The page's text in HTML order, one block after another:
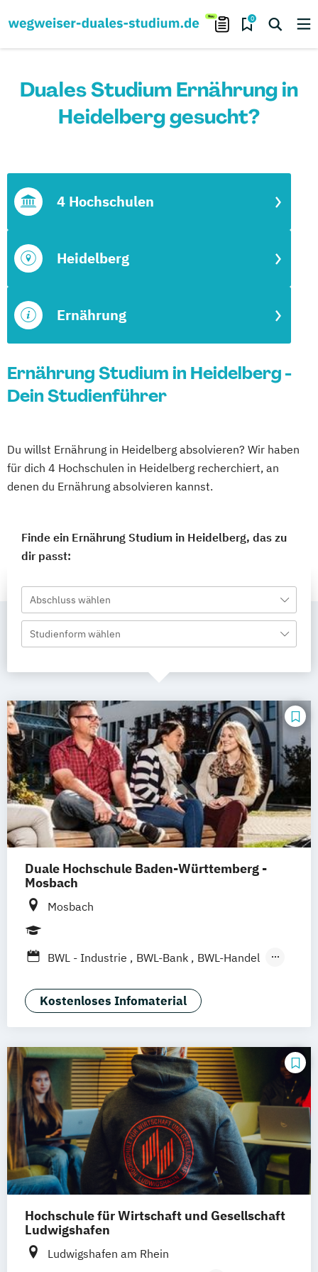
0
Duales Studium Ernährung in
Heidelberg gesucht?
Ernährung
Heidelberg
4 Hochschulen
Ernährung Studium in Heidelberg -
Dein Studienführer
Du willst Ernährung in Heidelberg absolvieren? Wir haben
für dich 4 Hochschulen in Heidelberg recherchiert, an
denen du Ernährung absolvieren kannst.
Finde ein Ernährung Studium in Heidelberg, das zu
dir passt:
Abschluss wählen
Studienform wählen
Duale Hochschule Baden-Württemberg -
Mosbach
Mosbach
BWL - Industrie BWL-Bank
BWL-Handel
Bauingenieurwesen - Projektmanagement
Bauingenieurwesen - Öffentliches Bauen
Informatik - Angewandte Informatik
International Programs
Maschinenbau - Konstruktion und
Entwicklung
Maschinenbau - Kunststofftechnik
Maschinenbau - Lebensmitteltechnik
Maschinenbau - Verfahrenstechnik
Maschinenbau - Virtual Engineering
Mechatronik
Mechatronik - Elektromobilität
Medien-Onlinemedien
Kostenloses Infomaterial
Hochschule für Wirtschaft und Gesellschaft
Ludwigshafen
Ludwigshafen am Rhein